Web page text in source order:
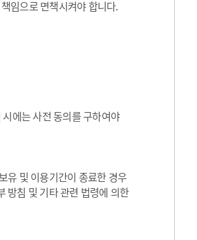
임으로 면책시켜야 합니다.
에는 사전 동의를 구하여야
유 및 이용기간이 종료한 경우
방침 및 기타 관련 법령에 의한